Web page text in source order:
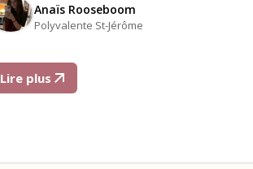
Anaïs Rooseboom
Polyvalente St-Jérôme
Lire plus